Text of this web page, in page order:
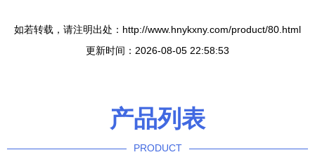
如若转载，请注明出处：http://www.hnykxny.com/product/80.html
更新时间：2026-08-05 22:58:53
产品列表
PRODUCT